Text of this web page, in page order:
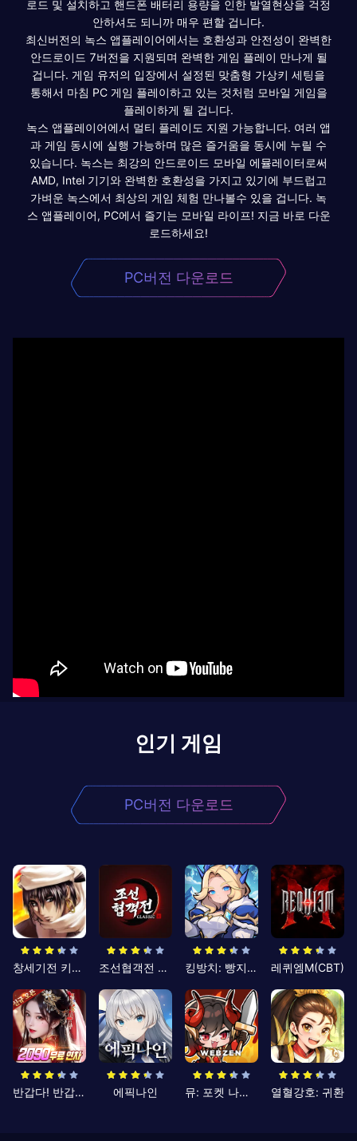
로드 및 설치하고 핸드폰 배터리 용량을 인한 발열현상을 걱정
안하셔도 되니까 매우 편할 겁니다.
최신버전의 녹스 앱플레이어에서는 호환성과 안전성이 완벽한
안드로이드 7버전을 지원되며 완벽한 게임 플레이 만나게 될
겁니다. 게임 유저의 입장에서 설정된 맞춤형 가상키 세팅을
통해서 마침 PC 게임 플레이하고 있는 것처럼 모바일 게임을
플레이하게 될 겁니다.
녹스 앱플레이어에서 멀티 플레이도 지원 가능합니다. 여러 앱
과 게임 동시에 실행 가능하며 많은 즐거움을 동시에 누릴 수
있습니다. 녹스는 최강의 안드로이드 모바일 에뮬레이터로써
AMD, Intel 기기와 완벽한 호환성을 가지고 있기에 부드럽고
가벼운 녹스에서 최상의 게임 체험 만나볼수 있을 겁니다. 녹
스 앱플레이어, PC에서 즐기는 모바일 라이프! 지금 바로 다운
로드하세요!
PC버전 다운로드
인기 게임
PC버전 다운로드
창세기전 키우기 조선협객전 클래식 킹방치: 빵지의 제왕 레퀴엠M(CBT)
반갑다! 반갑삼국지 에픽나인 뮤: 포켓 나이츠 열혈강호: 귀환